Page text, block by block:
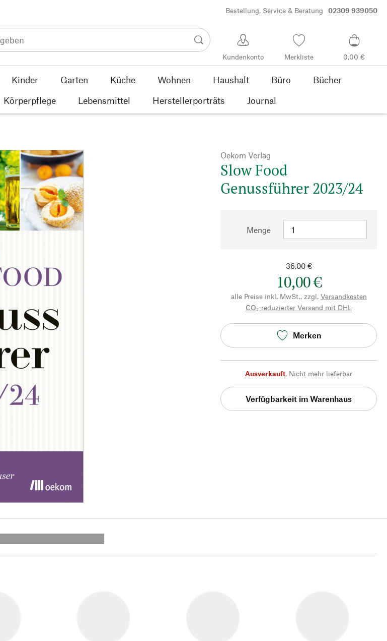
Bestellung, Service & Beratung 02309 939050
Kundenkonto Merkliste 0,00 €
Kinder Garten Küche Wohnen Haushalt Büro
Bücher
Körperpflege Lebensmittel Herstellerporträts Journal
Oekom Verlag
Slow Food
Genussführer 2023/24
Menge
36,00 €
10,00 €
alle Preise inkl. MwSt., zzgl. Versandkosten
CO₂-reduzierter Versand mit DHL
Merken
Ausverkauft, Nicht mehr lieferbar
Verfügbarkeit im Warenhaus